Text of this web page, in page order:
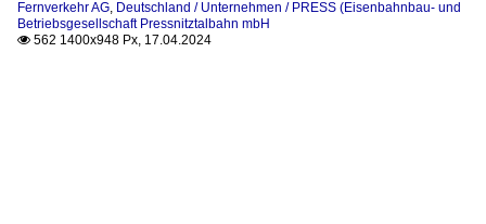
Fernverkehr AG Deutschland / Unternehmen / PRESS (Eisenbahnbau- und
Betriebsgesellschaft Pressnitztalbahn mbH
 562 1400x948 Px, 17.04.2024